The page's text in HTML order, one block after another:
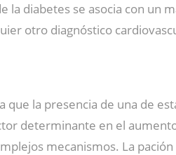
diabetes se asocia con un
otro diagnóstico
que la presencia de una de
determinante en el
mecanismos. La